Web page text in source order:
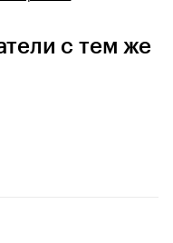
с тем же